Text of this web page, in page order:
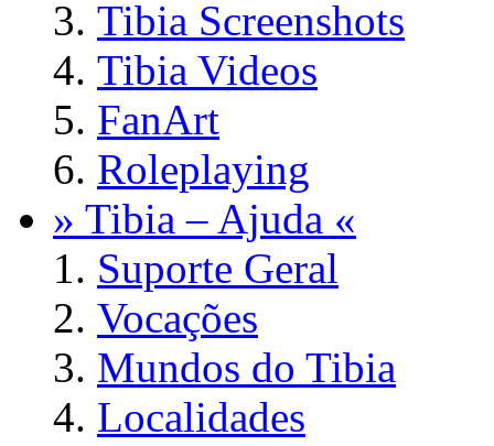
Tibia Screenshots
Tibia Videos
FanArt
Roleplaying
» Tibia – Ajuda «
Suporte Geral
Vocações
Mundos do Tibia
Localidades